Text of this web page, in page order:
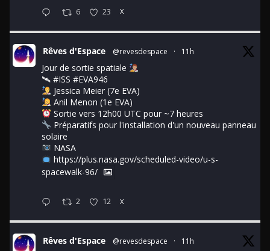
6 23 X
Rêves d'Espace @revesdespace · 11h
Jour de sortie spatiale
🛰 #ISS #EVA946
Jessica Meier (7e EVA)
Anil Menon (1e EVA)
Sortie vers 12h00 UTC pour ~7 heures
Préparatifs pour l'installation d'un nouveau panneau
solaire
NASA
https://plus.nasa.gov/scheduled-video/u-s-
spacewalk-96/
2 12 X
Rêves d'Espace @revesdespace · 11h